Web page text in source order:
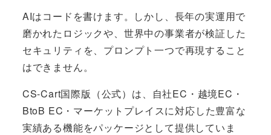
AIはコードを書けます。しかし、長年の実運用で
磨かれたロジックや、世界中の事業者が検証した
セキュリティを、プロンプト一つで再現すること
はできません。
CS-Cart国際版（公式）は、自社EC・越境EC・
BtoB EC・マーケットプレイスに対応した豊富な
実績ある機能をパッケージとして提供していま